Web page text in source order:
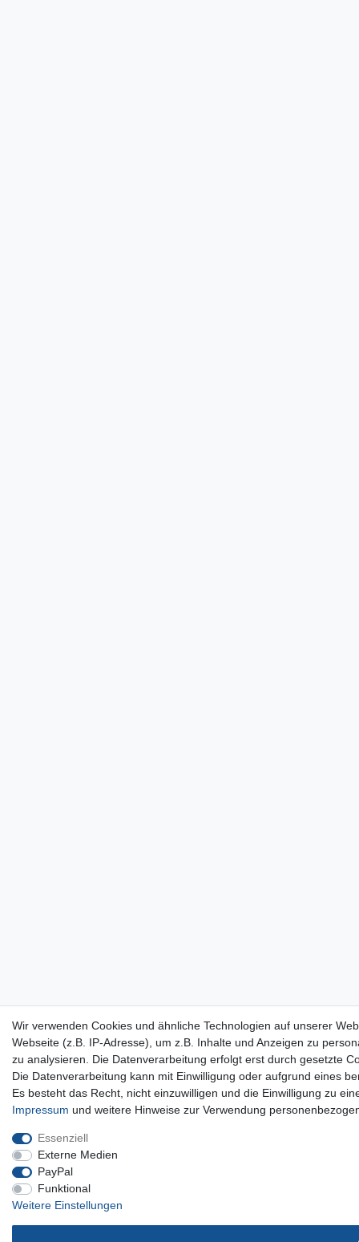
Wir verwenden Cookies und ähnliche Technologien auf unserer
Webseite (z.B. IP-Adresse), um z.B. Inhalte und Anzeigen zu
zu analysieren. Die Datenverarbeitung erfolgt erst durch gesetzte
Die Datenverarbeitung kann mit Einwilligung oder aufgrund eines
Es besteht das Recht, nicht einzuwilligen und die Einwilligung zu
Impressum und weitere Hinweise zur Verwendung
Essenziell
Externe Medien
PayPal
Funktional
Weitere Einstellungen